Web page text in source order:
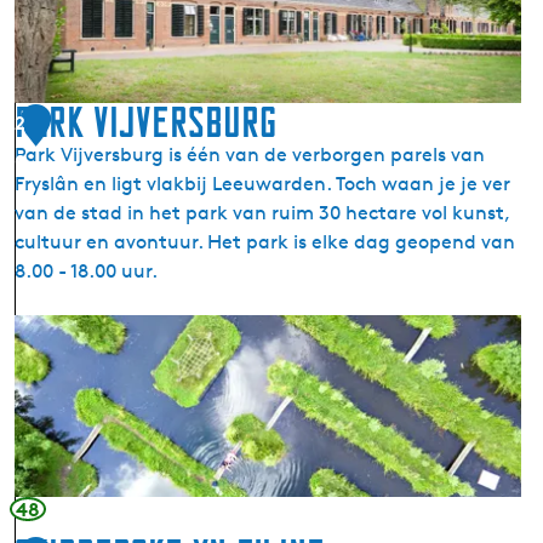
s
m
e
t
d
e
t
w
i
n
t
i
g
k
a
m
e
r
2
0
Park Vijversburg
Park Vijversburg is één van de verborgen parels van
Fryslân en ligt vlakbij Leeuwarden. Toch waan je je ver
van de stad in het park van ruim 30 hectare vol kunst,
cultuur en avontuur. Het park is elke dag geopend van
8.00 - 18.00 uur.
P
a
r
k
V
i
j48